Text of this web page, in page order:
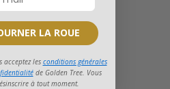
LA ROUE
acceptez les conditions générales
de Golden Tree. Vous
à tout moment.